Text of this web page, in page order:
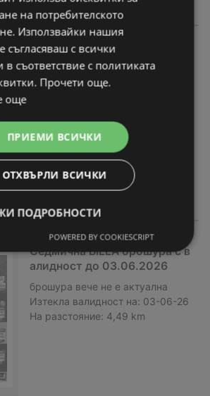
Седмична BILLA брошура с в
алидност до 10.06.2026
брошура
вече не е актуална
На разстояние: 4,49 km
Седмична BILLA брошура с в
алидност до 03.06.2026
брошура вече не е актуална
Изтекла валидност на: 03-06-26
На разстояние: 4,49 km
на потребителското
Използвайки нашия
съгласяваш с всички
в съответствие с политиката
Прочети още.
още
ПРИЕМИ ВСИЧКИ
ОТХВЪРЛИ ВСИЧКИ
ПОДРОБНОСТИ
POWERED BY COOKIESCRIPT